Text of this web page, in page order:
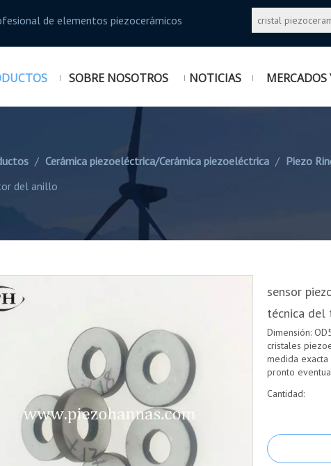
de elementos piezocerámicos
SOBRE NOSOTROS NOTICIAS MERCADOS
/ Cerámica piezoeléctrica/Cerámica piezoeléctrica / Piezo
del anillo
sensor
técnica
Dimensión:
cristales
medida
pronto
Cantidad: